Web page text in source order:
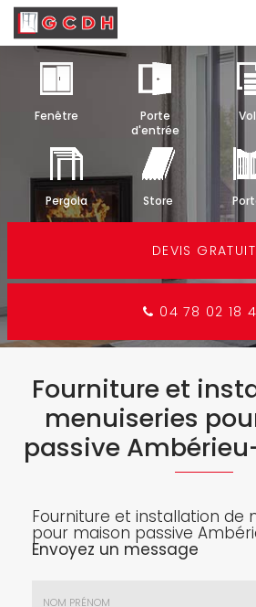
contenu
Fenêtre
Porte
d'entrée
Pergola Store
DEVIS GRATUIT
04 78 02 18
Fourniture et
menuiseries
passive
Fourniture et installation de
pour maison passive
Envoyez un message